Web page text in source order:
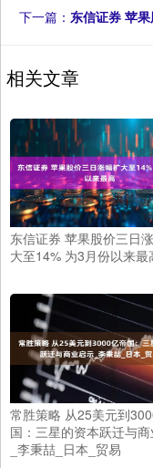
下一篇： 东信证券 苹
相关文章
东信证券 苹果股价三日
大至14% 为3月份以来最
常胜策略 从25美元到
国：三星的资本跃迁与
_李秉喆_日本_贸易